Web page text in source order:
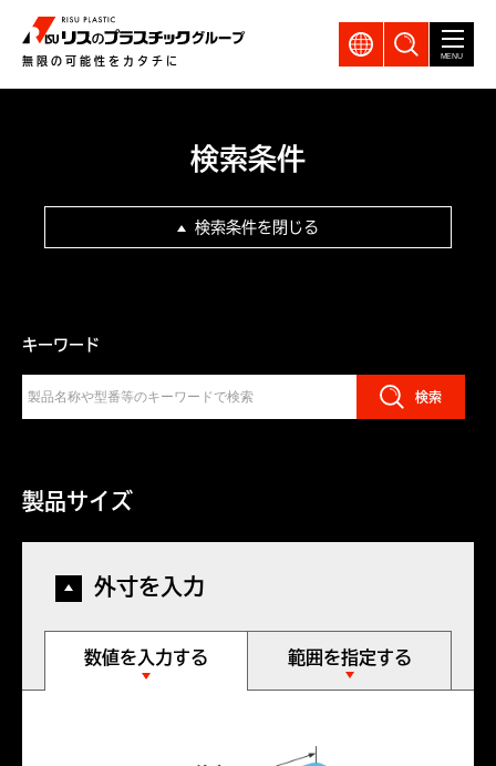
無限の可能性をカタチに
GLOBAL製品検索
MENU
検索条件
検索条件を閉じる
キーワード
検索
製品サイズ
外寸を入力
数値を入力する 範囲を指定する